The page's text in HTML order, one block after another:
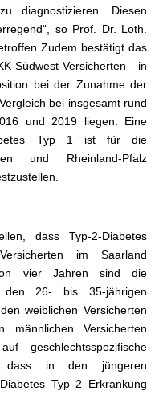
diagnostizieren. Diesen
so Prof. Dr. Loth.
Zudem bestätigt das
Versicherten in
bei der Zunahme der
bei insgesamt rund
und 2019 liegen. Eine
Typ 1 ist für die
und Rheinland-Pfalz
dass Typ-2-Diabetes
im Saarland
vier Jahren sind die
den 26- bis 35-jährigen
weiblichen Versicherten
Versicherten
geschlechtsspezifische
dass in den jüngeren
Typ 2 Erkrankung